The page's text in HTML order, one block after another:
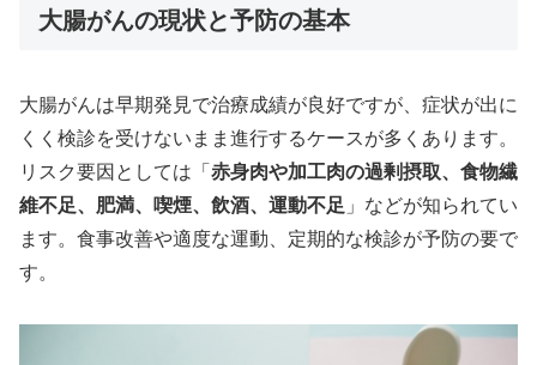
大腸がんの現状と予防の基本
大腸がんは早期発見で治療成績が良好ですが、症状が出に
くく検診を受けないまま進行するケースが多くあります。
リスク要因としては「 赤身肉や加工肉の過剰摂取、食物繊
維不足、肥満、喫煙、飲酒、運動不足 」などが知られてい
ます。食事改善や適度な運動、定期的な検診が予防の要で
す。